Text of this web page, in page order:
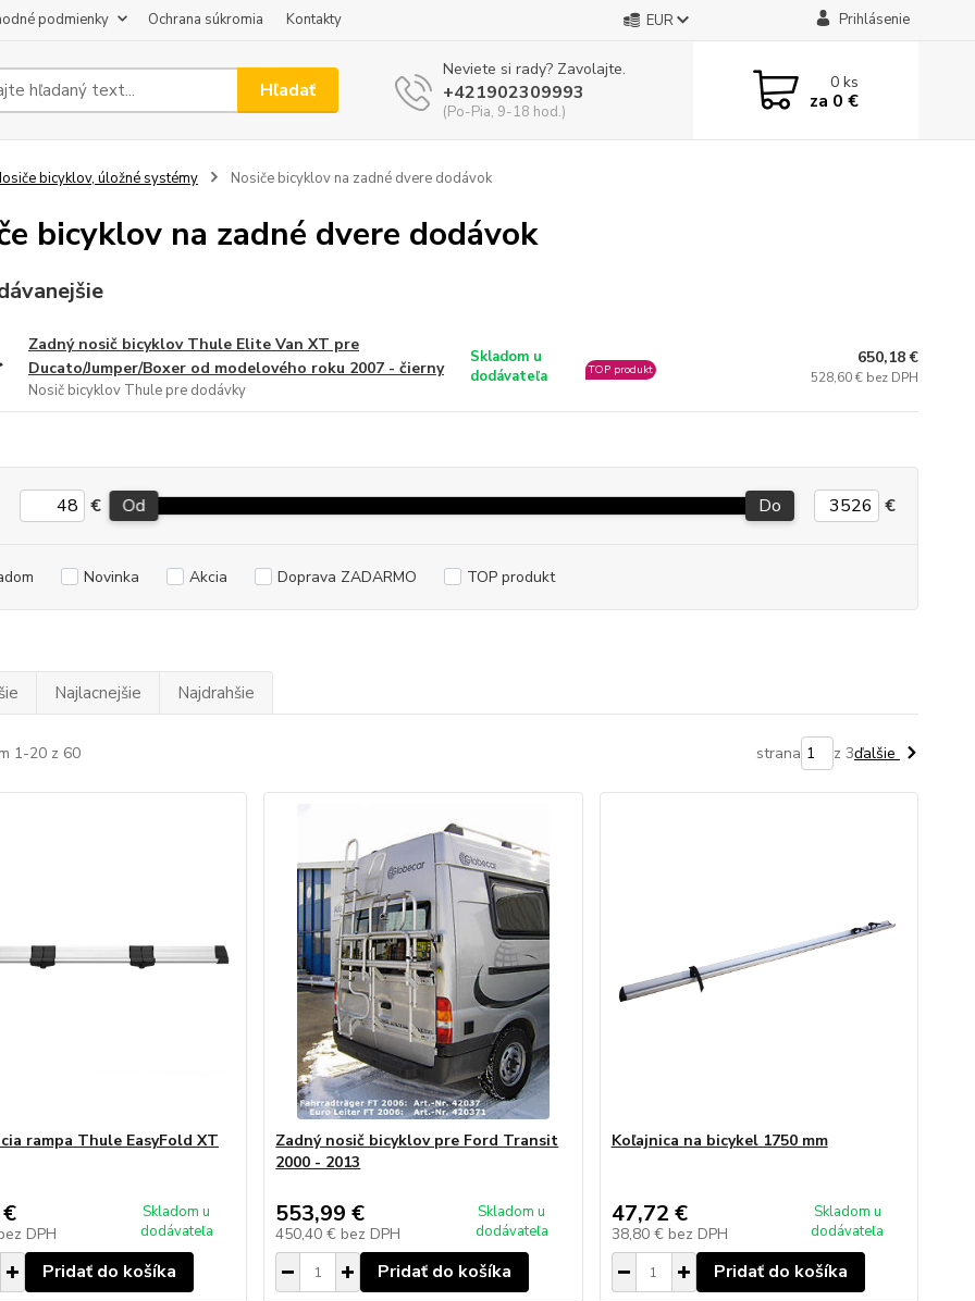
podmienky Ochrana súkromia Kontakty EUR Prihlásenie
Hľadať
Neviete si rady? Zavolajte.
+421902309993
(Po-Pia, 9-18 hod.)
0ks
za 0 €
bicyklov, úložné systémy Nosiče bicyklov na zadné dvere dodávok
bicyklov na zadné dvere dodávok
Zadný nosič bicyklov Thule Elite Van XT pre
Ducato/Jumper/Boxer od modelového roku 2007 - čierny
Nosič bicyklov Thule pre dodávky
Skladom u
dodávateľa
TOP produkt
650,18 €
528,60 € bez DPH
€ Od Do €
Novinka Akcia Doprava ZADARMO TOP produkt
Najlacnejšie Najdrahšie
1-20 z 60 strana z 3ďalšie
rampa Thule EasyFold XT
DPH
Skladom u
dodávateľa
Pridať do košíka
Zadný nosič bicyklov pre Ford Transit
2000 - 2013
553,99 €
450,40 € bez DPH
Skladom u
dodávateľa
Pridať do košíka
Koľajnica na bicykel 1750 mm
47,72 €
38,80 € bez DPH
Skladom u
dodávateľa
Pridať do košíka